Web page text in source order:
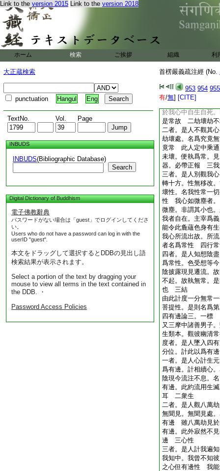
Link to the version 2015 Link to the version 2018
ホーム 検索 ご挨拶 組織 利
大正蔵検索
punctuation Hangul Eng
TextNo. Vol. Page
INBUDS
INBUDS(Bibliographic Database)
Search
Digital Dictionary of Buddhism
電子佛教辭典
パスワードがない場合は「guest」でログインしてくださ
い。
Users who do not have a password can log in with the
userID "guest".
本文をドラッグして選択するとDDBの見出し語
検索結果が表示されます。
Select a portion of the text by dragging your
mouse to view all terms in the text contained in
the DDB. ・
Password Access Policies
首楞嚴義疏注經 (No.
953 954 955
有/無] [CITE]
生類本。觀彼幽清
度者。是人墜入四
論 或執我能生他
他生他常我無常。
一者。是人觀妙明
竟神我。從是則計
衆生。於我心中自
常。彼生滅者眞無
眞。有漏觀中。觀
不知無明妄識變影
界。以爲眞我凝明
於我心中自生自死
是常故 二劫壞劫
二者。是人不觀其
劫壞處。名爲究竟
竟常 此人定中乘通
未壞。便執爲常。
器。必帶正報 三我
三者。是人別觀我
轉十方。性無移改
壞性。名我性常一
性 我心如微塵者。
微塵。非謂其小也
我者自在。主宰爲
能令此麁蘊色身有
我心所流出故。所
者名爲常性 四行常
四者。是人知想陰
爲常性。色受想等
陰披露現見遷流。
不起。故執無常。
也 三結
由此計度一分無常
菩提性。是則名爲
四有邊論三。一標
又三摩中諸善男子
生類本。觀彼幽清
度者。是人墜入四
分位。計此以爲有
一者。是人心計生
爲有邊。計相續心
陰現今流注不息。
有邊。此約流用生
耳 二衆生
二者。是人觀八萬
無聞見。無聞見處
有邊 雖八萬劫見於
有邊。此外寂然不
邊 三心性
三者。是人計我遍
我知中。我曾不知
之心但有邊性 我能